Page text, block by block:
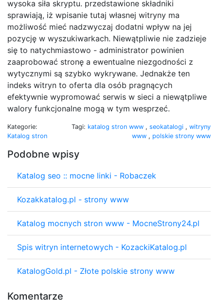
wysoka siła skryptu. przedstawione składniki
sprawiają, iż wpisanie tutaj własnej witryny ma
możliwość mieć nadzwyczaj dodatni wpływ na jej
pozycję w wyszukiwarkach. Niewątpliwie nie zadzieje
się to natychmiastowo - administrator powinien
zaaprobować stronę a ewentualne niezgodności z
wytycznymi są szybko wykrywane. Jednakże ten
indeks witryn to oferta dla osób pragnących
efektywnie wypromować serwis w sieci a niewątpliwe
walory funkcjonalne mogą w tym wesprzeć.
Kategorie:
Katalog stron
Tagi: katalog stron www , seokatalogi , witryny
www , polskie strony www
Podobne wpisy
Katalog seo :: mocne linki - Robaczek
Kozakkatalog.pl - strony www
Katalog mocnych stron www - MocneStrony24.pl
Spis witryn internetowych - KozackiKatalog.pl
KatalogGold.pl - Złote polskie strony www
Komentarze